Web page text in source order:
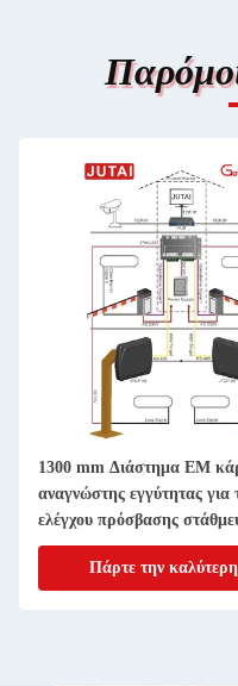
1300 mm Διάστημα EM
αναγνώστης εγγύτητας για
ελέγχου πρόσβασης
αυτοκινήτων
Πάρτε την καλύτερη